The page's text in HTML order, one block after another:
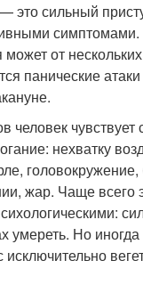
это сильный
от
панические
человек чувствует
нехватку
головокружение,
жар. Чаще всего
умереть. Но
исключительно